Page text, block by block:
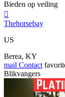
Bieden op veiling

Thehorsebay
US
Berea, KY
mail Contact
Blikvangers